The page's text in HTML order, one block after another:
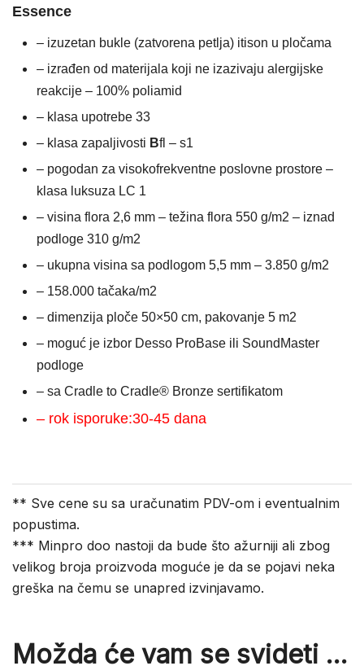
Essence
– izuzetan bukle (zatvorena petlja) itison u pločama
– izrađen od materijala koji ne izazivaju alergijske
reakcije – 100% poliamid
– klasa upotrebe 33
– klasa zapaljivosti Bfl – s1
– pogodan za visokofrekventne poslovne prostore –
klasa luksuza LC 1
– visina flora 2,6 mm – težina flora 550 g/m2 – iznad
podloge 310 g/m2
– ukupna visina sa podlogom 5,5 mm – 3.850 g/m2
– 158.000 tačaka/m2
– dimenzija ploče 50×50 cm, pakovanje 5 m2
– moguć je izbor Desso ProBase ili SoundMaster
podloge
– sa Cradle to Cradle® Bronze sertifikatom
– rok isporuke:30-45 dana
** Sve cene su sa uračunatim PDV-om i eventualnim
popustima.
*** Minpro doo nastoji da bude što ažurniji ali zbog
velikog broja proizvoda moguće je da se pojavi neka
greška na čemu se unapred izvinjavamo.
Možda će vam se svideti …